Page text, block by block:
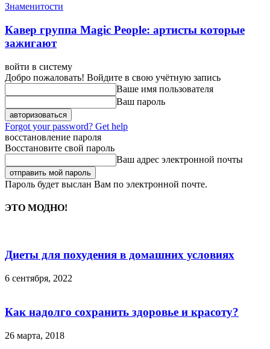
Знаменитости
Кавер группа Magic People: артисты которые
зажигают
войти в систему
Добро пожаловать! Войдите в свою учётную запись
Ваше имя пользователя
Ваш пароль
Forgot your password? Get help
восстановление пароля
Восстановите свой пароль
Ваш адрес электронной почты
Пароль будет выслан Вам по электронной почте.
ЭТО МОДНО!
Диеты для похудения в домашних условиях
6 сентября, 2022
Как надолго сохранить здоровье и красоту?
26 марта, 2018